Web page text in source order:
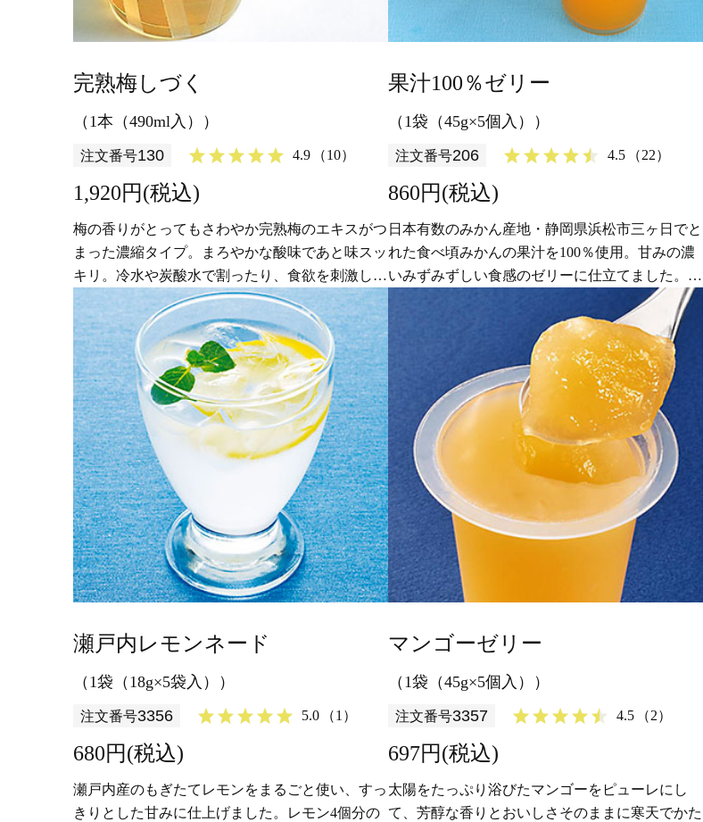
完熟梅しづく
（1本（490ml入））
注文番号130 4.9 （10）
1,920円(税込)
梅の香りがとってもさわやか完熟梅のエキスがつ
まった濃縮タイプ。まろやかな酸味であと味スッ
キリ。冷水や炭酸水で割ったり、食欲を刺激して
くれますからアルコール割で食前酒にも。クエン
酸もたっぷり。
果汁100％ゼリー
（1袋（45g×5個入））
注文番号206 4.5 （22）
860円(税込)
日本有数のみかん産地・静岡県浜松市三ヶ日でと
れた食べ頃みかんの果汁を100％使用。甘みの濃
いみずみずしい食感のゼリーに仕立てました。ジ
ューシーなおいしさを丸ごと味わえる、ひとくち
瀬戸内レモンネード
（1袋（18g×5袋入））
注文番号3356 5.0 （1）
680円(税込)
瀬戸内産のもぎたてレモンをまるごと使い、すっ
きりとした甘みに仕上げました。レモン4個分の
マンゴーゼリー
（1袋（45g×5個入））
注文番号3357 4.5 （2）
697円(税込)
太陽をたっぷり浴びたマンゴーをピューレにし
て、芳醇な香りとおいしさそのままに寒天でかた